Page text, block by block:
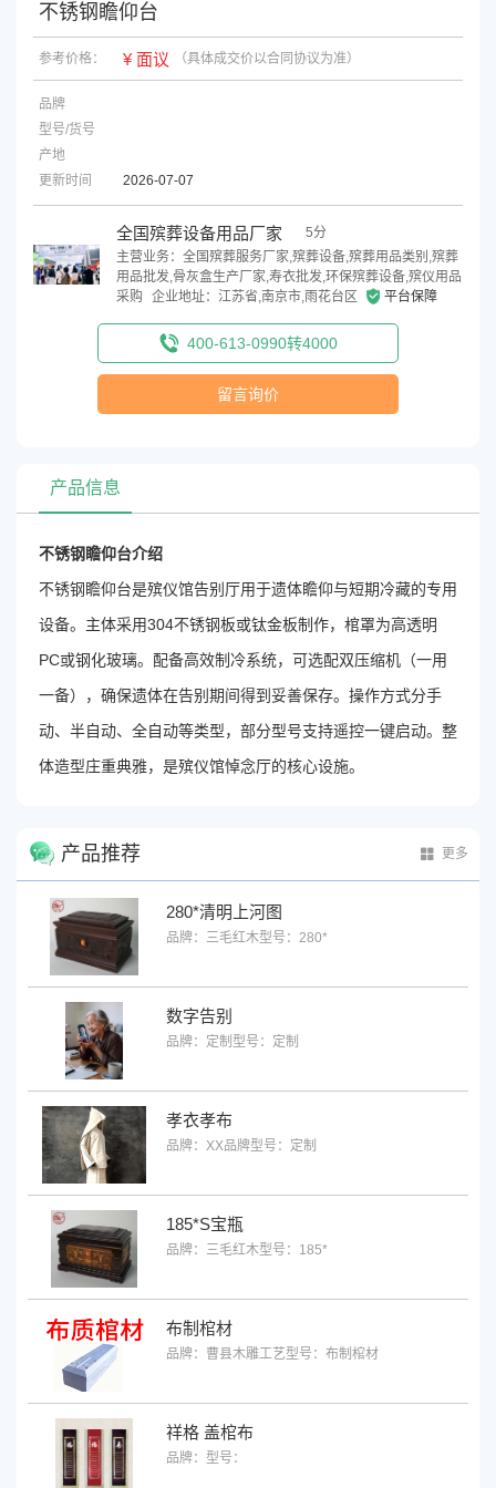
不锈钢瞻仰台
参考价格： ¥ 面议 （具体成交价以合同协议为准）
品牌
型号/货号
产地
更新时间
2026-07-07
全国殡葬设备用品厂家
5分
主营业务：全国殡葬服务厂家,殡葬设备,殡葬用品类别,殡葬
用品批发,骨灰盒生产厂家,寿衣批发,环保殡葬设备,殡仪用品
采购
企业地址：江苏省,南京市,雨花台区 平台保障
400-613-0990转4000
留言询价
产品信息
不锈钢瞻仰台介绍
不锈钢瞻仰台是殡仪馆告别厅用于遗体瞻仰与短期冷藏的专用
设备。主体采用304不锈钢板或钛金板制作，棺罩为高透明
PC或钢化玻璃。配备高效制冷系统，可选配双压缩机（一用
一备），确保遗体在告别期间得到妥善保存。操作方式分手
动、半自动、全自动等类型，部分型号支持遥控一键启动。整
体造型庄重典雅，是殡仪馆悼念厅的核心设施。
产品推荐 更多
280*清明上河图
品牌：三毛红木型号：280*
数字告别
品牌：定制 型号：定制
孝衣孝布
品牌：XX品牌型号：定制
185*S宝瓶
品牌：三毛红木型号：185*
布制棺材
品牌：曹县木雕工艺型号：布制棺材
祥格 盖棺布
品牌： 型号：